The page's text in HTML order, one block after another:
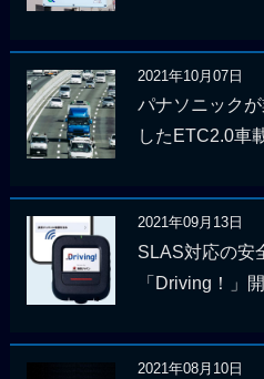
2021年10月07日
パナソニック
したETC2.0車
2021年09月13日
SLAS対応の安
「Driving！」
2021年08月10日